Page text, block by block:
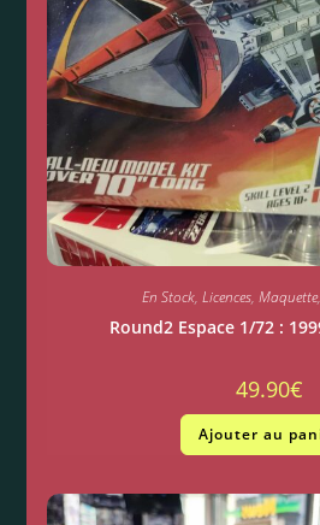
En Stock, Licences, Maquette,
Round2 Espace 1/72 :
49.90€
Ajouter au